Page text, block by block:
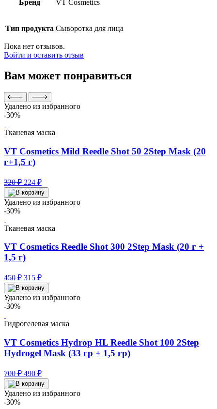
Бренд VT Cosmetics
Тип продукта Сыворотка для лица
Пока нет отзывов.
Войти и оставить отзыв
Вам может понравиться
Удалено из избранного
-30%
Тканевая маска
VT Cosmetics Mild Reedle Shot 50 2Step Mask (20
г+1,5 г)
320₽ Первоначальная
цена
составляла
224 ₽Текущая
цена:
224 ₽.
Удалено из избранного
-30%
Тканевая маска
VT Cosmetics Reedle Shot 300 2Step Mask (20 г +
1,5 г)
450₽ Первоначальная
цена
составляла
315 ₽Текущая
цена:
315 ₽.
Удалено из избранного
-30%
Гидрогелевая маска
VT Cosmetics Hydrop HL Reedle Shot 100 2Step
Hydrogel Mask (33 гр + 1,5 гр)
700₽ Первоначальная
цена
составляла
490 ₽Текущая
цена:
490 ₽.
Удалено из избранного
-30%